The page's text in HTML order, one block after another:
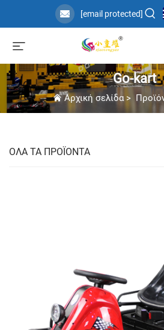
[email protected]
Go-kart
Αρχική σελίδα>
ΟΛΑ ΤΑ ΠΡΟΪΟΝΤΑ